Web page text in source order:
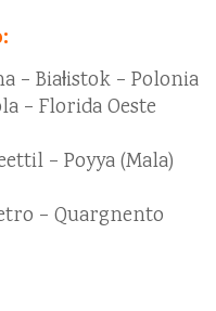
– Biaƚistok – Polonia
– Florida Oeste
– Poyya (Mala)
– Quargnento